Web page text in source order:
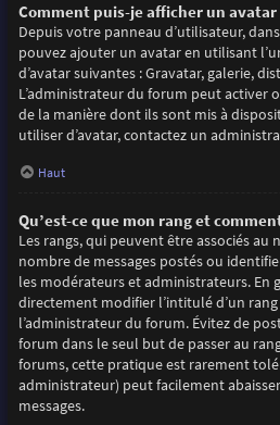
Comment puis-je afficher un avatar
Depuis votre panneau d’utilisateur,
pouvez ajouter un avatar en utilisant
d’avatar suivantes : Gravatar, galerie,
L’administrateur du forum peut activer
de la manière dont ils sont mis à
utiliser d’avatar, contactez un
Haut
Qu’est-ce que mon rang et
Les rangs, qui peuvent être associés
nombre de messages postés ou
les modérateurs et administrateurs. En
directement modifier l’intitulé d’un
l’administrateur du forum. Évitez de
forum dans le seul but de passer au
forums, cette pratique est rarement
administrateur) peut facilement
messages.